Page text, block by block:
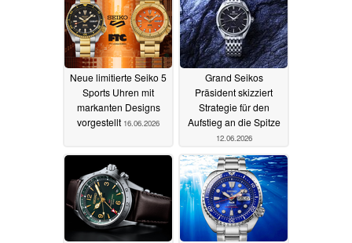
Neue limitierte Seiko 5
Sports Uhren mit
markanten Designs
vorgestellt 16.06.2026
Grand Seikos
Präsident skizziert
Strategie für den
Aufstieg an die Spitze
12.06.2026